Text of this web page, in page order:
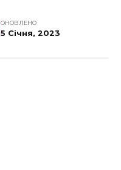
ОНОВЛЕНО
5 Січня, 2023